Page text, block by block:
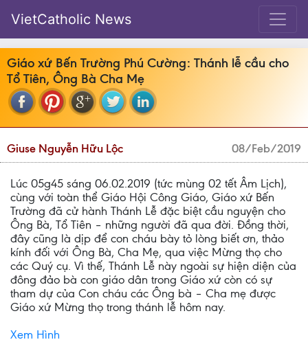
VietCatholic News
Giáo xứ Bến Trường Phú Cường: Thánh lễ cầu cho
Tổ Tiên, Ông Bà Cha Mẹ
Giuse Nguyễn Hữu Lộc 08/Feb/2019
Lúc 05g45 sáng 06.02.2019 (tức mùng 02 tết Âm Lịch),
cùng với toàn thể Giáo Hội Công Giáo, Giáo xứ Bến
Trường đã cử hành Thánh Lễ đặc biệt cầu nguyện cho
Ông Bà, Tổ Tiên – những người đã qua đời. Đồng thời,
đây cũng là dịp để con cháu bày tỏ lòng biết ơn, thảo
kính đối với Ông Bà, Cha Mẹ, qua việc Mừng thọ cho
các Quý cụ. Vì thế, Thánh Lễ này ngoài sự hiện diện của
đông đảo bà con giáo dân trong Giáo xứ còn có sự
tham dự của Con cháu các Ông bà – Cha mẹ được
Giáo xứ Mừng thọ trong thánh lễ hôm nay.
Xem Hình